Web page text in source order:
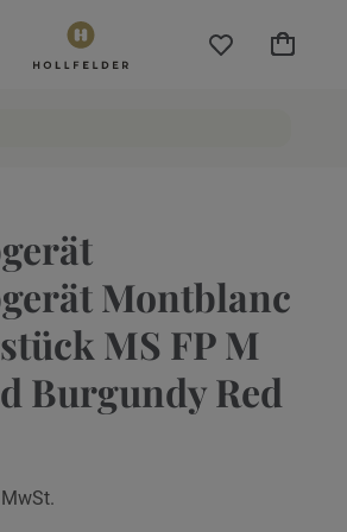
Mein
Montblanc
MS FP M
Burgundy Red